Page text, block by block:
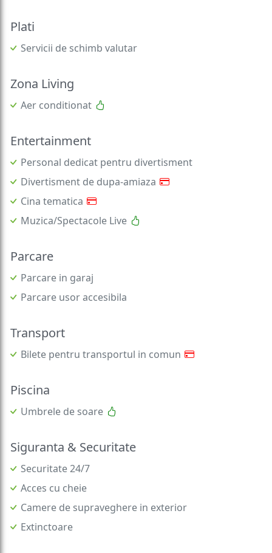
Plati
Servicii de schimb valutar
Zona Living
Aer conditionat
Entertainment
Personal dedicat pentru divertisment
Divertisment de dupa-amiaza
Cina tematica
Muzica/Spectacole Live
Parcare
Parcare in garaj
Parcare usor accesibila
Transport
Bilete pentru transportul in comun
Piscina
Umbrele de soare
Siguranta & Securitate
Securitate 24/7
Acces cu cheie
Camere de supraveghere in exterior
Extinctoare